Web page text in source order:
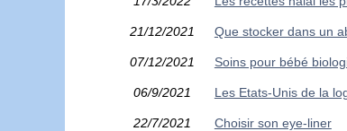
21/12/2021 Que stocker dans un
07/12/2021 Soins pour bébé
06/9/2021 Les Etats-Unis de la
22/7/2021 Choisir son eye-liner